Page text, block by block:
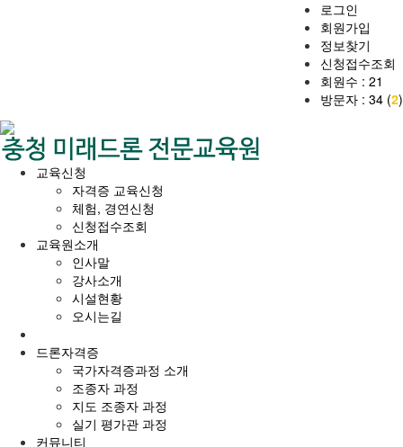
로그인
회원가입
정보찾기
신청접수조회
회원수 : 21
방문자 : 34 (2)
교육신청
자격증 교육신청
체험, 경연신청
신청접수조회
교육원소개
인사말
강사소개
시설현황
오시는길
드론자격증
국가자격증과정 소개
조종자 과정
지도 조종자 과정
실기 평가관 과정
커뮤니티